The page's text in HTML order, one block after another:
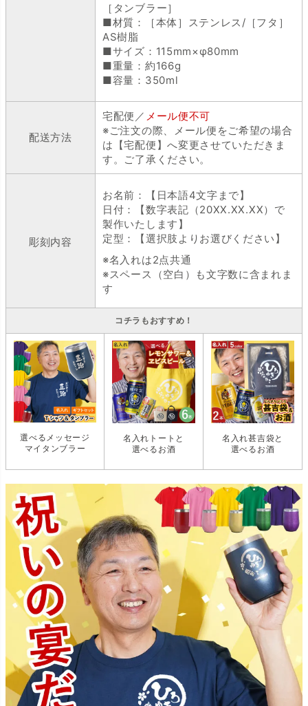
［タンブラー］
■材質：［本体］ステンレス/［フタ］
AS樹脂
■サイズ：115mm×φ80mm
■重量：約166g
■容量：350ml
配送方法
宅配便／ メール便不可
※ご注文の際、メール便をご希望の場合
は【宅配便】へ変更させていただきま
す。ご了承ください。
彫刻内容
お名前：【日本語4文字まで】
日付：【数字表記（20XX.XX.XX）で
製作いたします】
定型：【選択肢よりお選びください】
※名入れは2点共通
※スペース（空白）も文字数に含まれま
す
コチラもおすすめ！
選べるメッセージ
マイタンブラー
名入れトートと
選べるお酒
名入れ甚吉袋と
選べるお酒